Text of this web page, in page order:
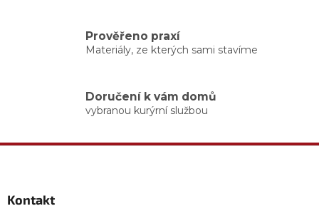
v
k
p
i
u
Prověřeno praxí
Materiály, ze kterých sami stavíme
Doručení k vám domů
vybranou kurýrní službou
Kontakt